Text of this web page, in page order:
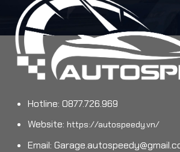
Hotline: 0877.726.969
Website: https://autospeedy.vn/
Email: